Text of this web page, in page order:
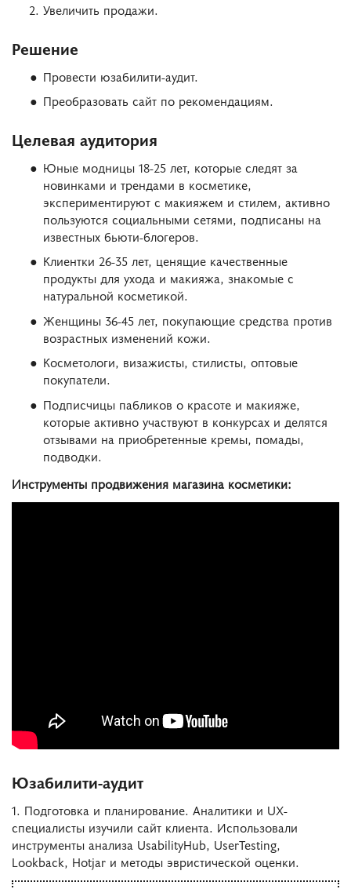
Увеличить продажи.
Решение
Провести юзабилити-аудит.
Преобразовать сайт по рекомендациям.
Целевая аудитория
Юные модницы 18-25 лет, которые следят за
новинками и трендами в косметике,
экспериментируют с макияжем и стилем, активно
пользуются социальными сетями, подписаны на
известных бьюти-блогеров.
Клиентки 26-35 лет, ценящие качественные
продукты для ухода и макияжа, знакомые с
натуральной косметикой.
Женщины 36-45 лет, покупающие средства против
возрастных изменений кожи.
Косметологи, визажисты, стилисты, оптовые
покупатели.
Подписчицы пабликов о красоте и макияже,
которые активно участвуют в конкурсах и делятся
отзывами на приобретенные кремы, помады,
подводки.
Инструменты продвижения магазина косметики:
Юзабилити-аудит
1. Подготовка и планирование. Аналитики и UX-
специалисты изучили сайт клиента. Использовали
инструменты анализа UsabilityHub, UserTesting,
Lookback, Hotjar и методы эвристической оценки.